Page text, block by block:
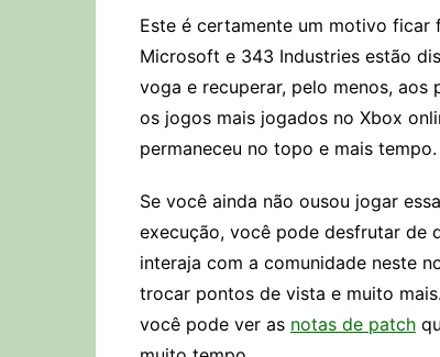
Este é certamente um motivo ficar
Microsoft e 343 Industries estão
voga e recuperar, pelo menos,
os jogos mais jogados no Xbox
permaneceu no topo e mais tempo.
Se você ainda não ousou jogar
execução, você pode desfrutar de
interaja com a comunidade neste
trocar pontos de vista e muito
você pode ver as notas de patch